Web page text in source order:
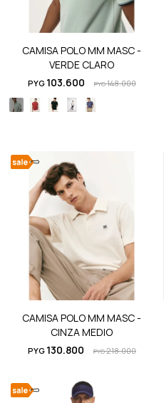
CAMISA POLO MM MASC -
VERDE CLARO
PYG 103.600 PYG148.000
CAMISA POLO MM MASC -
CINZA MEDIO
PYG 130.800 PYG218.000